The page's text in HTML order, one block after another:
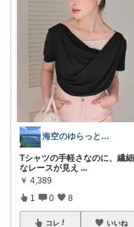
海空のゆらっと日常
Tシャツの手軽さなのに、繊細
なレースが見え ...
￥ 4,389
1 0 8
コレ いいね